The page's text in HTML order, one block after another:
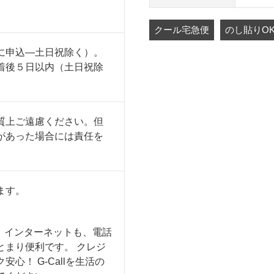
申込―土日祝除く）。
後５日以内（土日祝除
上ご遠慮ください。但
あった場合には責任を
。
ンターネットも、電話
まり便利です。 クレジ
安心！ G-Callを生活の
クール宅急便 のし貼りOK